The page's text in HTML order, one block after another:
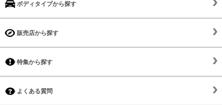
ボディタイプから探す
販売店から探す
特集から探す
よくある質問